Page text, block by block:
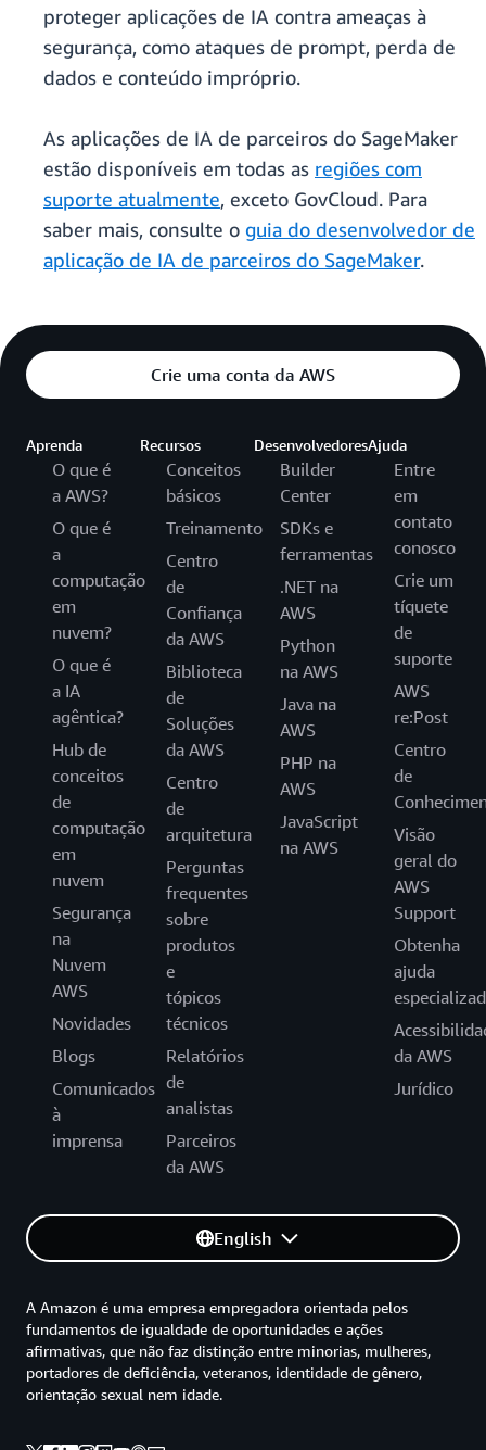
proteger aplicações de IA contra ameaças à
segurança, como ataques de prompt, perda de
dados e conteúdo impróprio.
As aplicações de IA de parceiros do SageMaker
estão disponíveis em todas as regiões com
suporte atualmente, exceto GovCloud. Para
saber mais, consulte o guia do desenvolvedor de
aplicação de IA de parceiros do SageMaker.
Crie uma conta da AWS
Aprenda
O que é
a AWS?
O que é
a
computação
em
nuvem?
O que é
a IA
agêntica?
Hub de
conceitos
de
computação
em
nuvem
Segurança
na
Nuvem
AWS
Novidades
Blogs
Comunicados
à
imprensa
Recursos
Conceitos
básicos
Treinamento
Centro
de
Confiança
da AWS
Biblioteca
de
Soluções
da AWS
Centro
de
arquitetura
Perguntas
frequentes
sobre
produtos
e
tópicos
técnicos
Relatórios
de
analistas
Parceiros
da AWS
Desenvolvedores
Builder
Center
SDKs e
ferramentas
.NET na
AWS
Python
na AWS
Java na
AWS
PHP na
AWS
JavaScript
na AWS
Ajuda
Entre
em
contato
conosco
Crie um
tíquete
de
suporte
AWS
re:Post
Centro
de
Visão
geral do
AWS
Support
Obtenha
ajuda
da AWS
Jurídico
English
A Amazon é uma empresa empregadora orientada pelos
fundamentos de igualdade de oportunidades e ações
afirmativas, que não faz distinção entre minorias, mulheres,
portadores de deficiência, veteranos, identidade de gênero,
orientação sexual nem idade.